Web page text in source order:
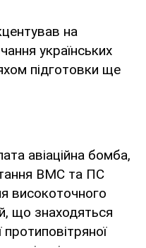
на
українських
підготовки ще
авіаційна бомба,
ВМС та ПС
високоточного
що знаходяться